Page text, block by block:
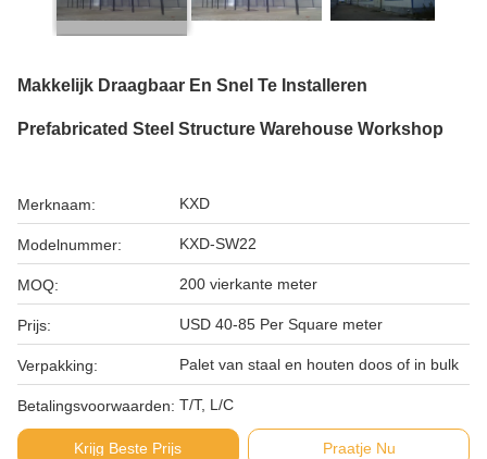
Makkelijk Draagbaar En Snel Te Installeren
Prefabricated Steel Structure Warehouse Workshop
Merknaam: KXD
Modelnummer: KXD-SW22
MOQ: 200 vierkante meter
Prijs: USD 40-85 Per Square meter
Verpakking: Palet van staal en houten doos of in bulk
Betalingsvoorwaarden: T/T, L/C
Krijg Beste Prijs Praatje Nu